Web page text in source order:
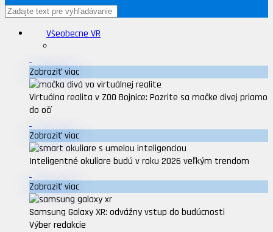
Všeobecne VR
Zobraziť viac
Virtuálna realita v ZOO Bojnice: Pozrite sa mačke divej priamo
do očí
Zobraziť viac
Inteligentné okuliare budú v roku 2026 veľkým trendom
Zobraziť viac
Samsung Galaxy XR: odvážny vstup do budúcnosti
Výber redakcie